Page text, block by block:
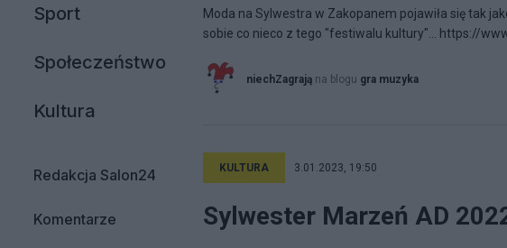
Sport
Społeczeństwo
Kultura
Redakcja Salon24
Komentarze
Moda na Sylwestra w Zakopanem pojawiła się tak
sobie co nieco z tego "festiwalu kultury"... https://
niechZagrają na blogu gra muzyka
KULTURA 3.01.2023, 19:50
Sylwester Marzeń AD